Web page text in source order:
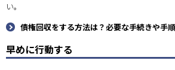
い。
債権回収をする方法は？必要な手続きや手
早めに行動する